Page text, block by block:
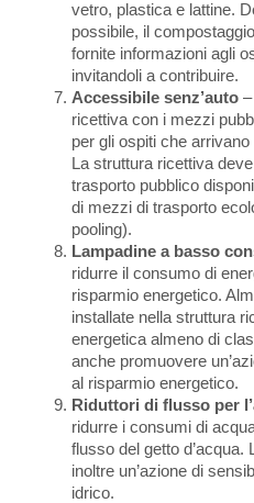
vetro, plastica e lattine.
possibile, il
fornite informazioni agli
invitandoli a contribuire.
Accessibile senz’auto
ricettiva con i mezzi
per gli ospiti che
La struttura ricettiva
trasporto pubblico
di mezzi di trasporto
pooling).
Lampadine a basso
ridurre il consumo di
risparmio energetico.
installate nella struttura
energetica almeno di
anche promuovere
al risparmio energetico.
Riduttori di flusso per
ridurre i consumi di
flusso del getto
inoltre un’azione di
idrico.